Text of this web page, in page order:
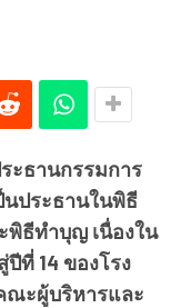
ะธานกรรมการ
นประธานในพิธี
พิธีทำบุญ เนื่องใน
ที่ 14 ของโรง
ณะผู้บริหารและ